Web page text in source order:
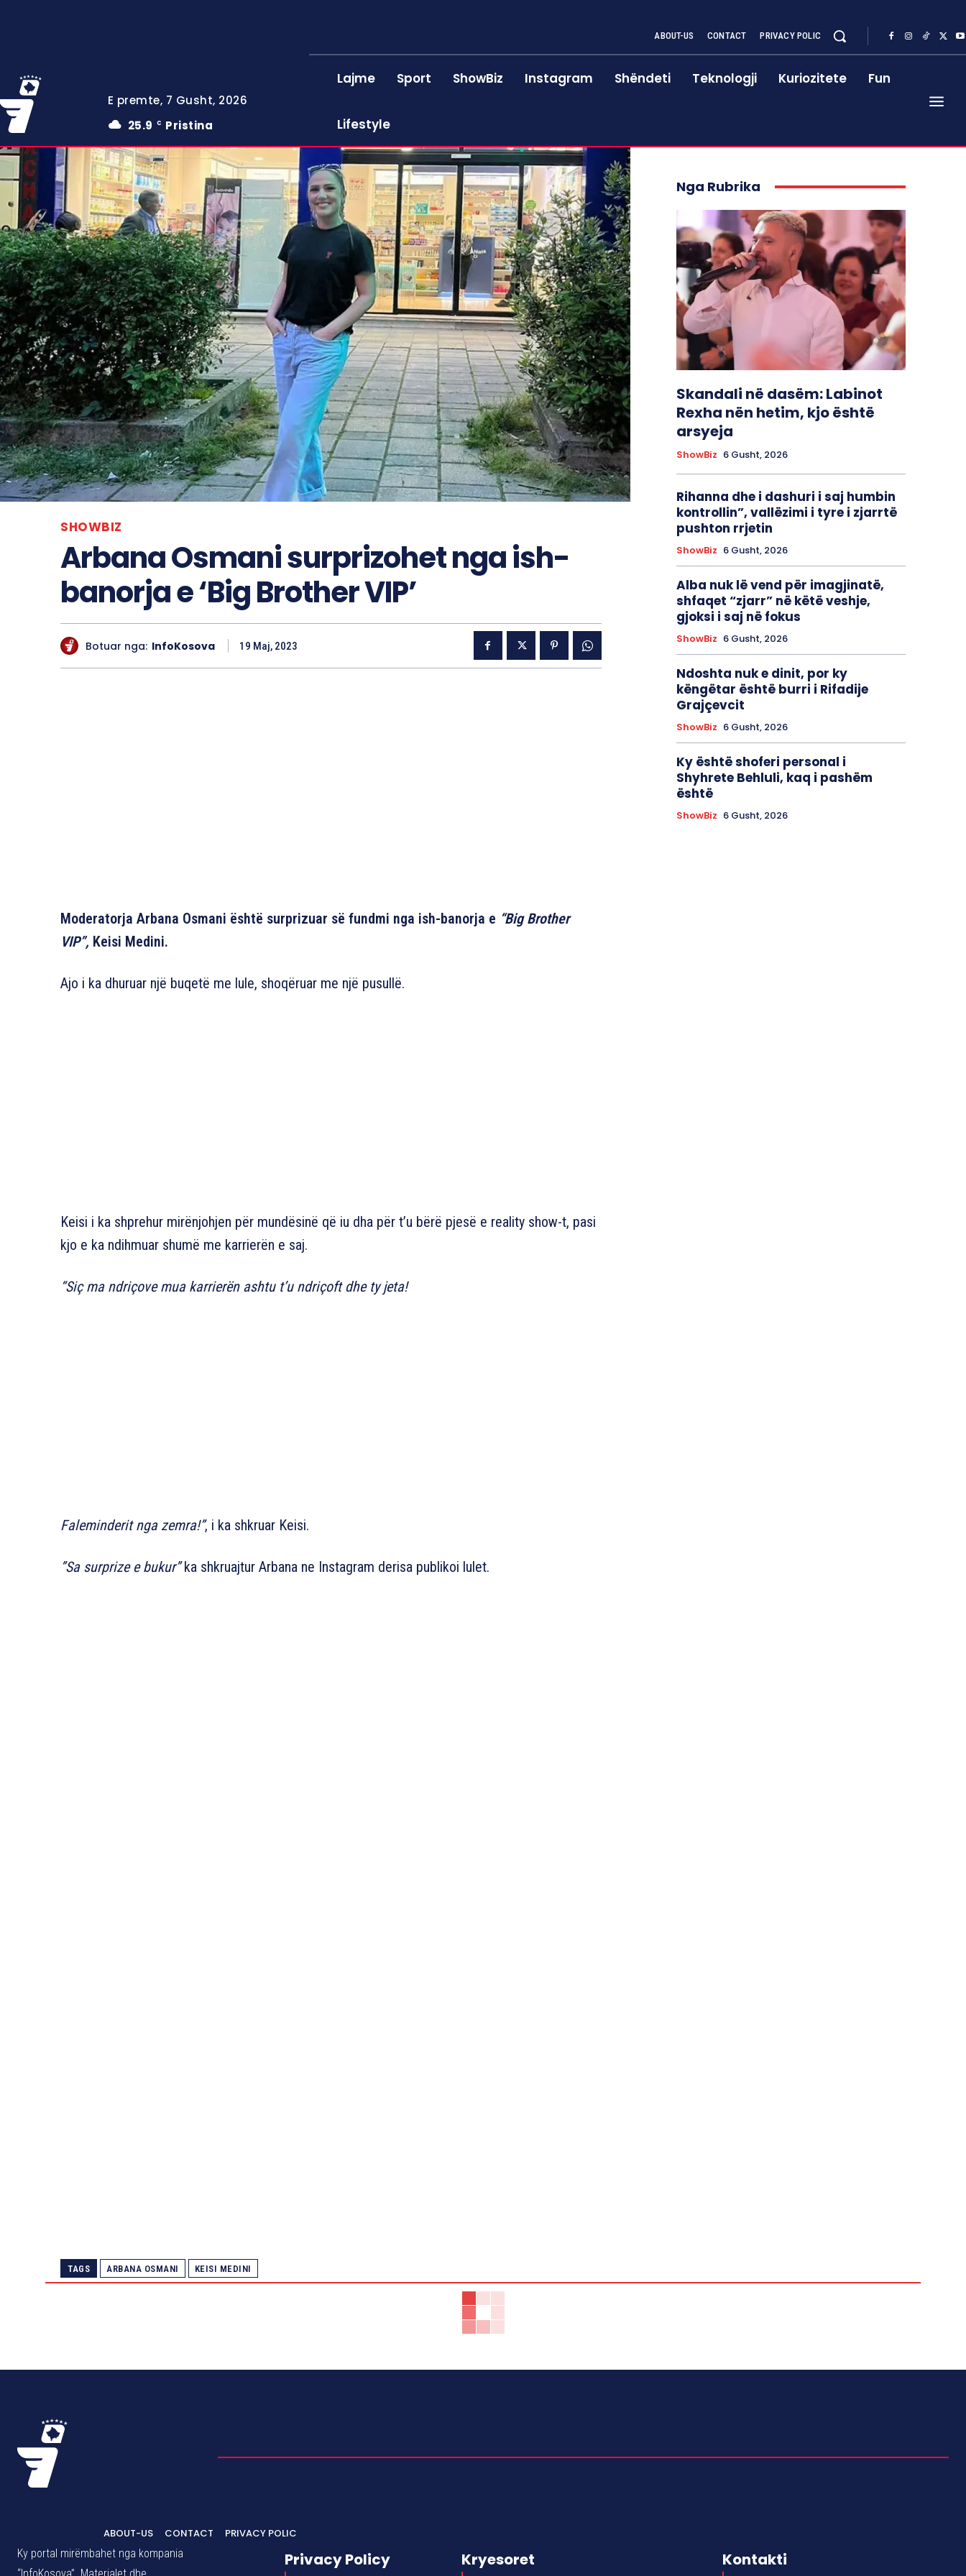
E premte, 7 Gusht, 2026
25.9
C Pristina
ABOUT-US CONTACT PRIVACY POLIC
Lajme Sport ShowBiz Instagram Shëndeti Teknologji Kuriozitete Fun
Lifestyle
SHOWBIZ
Arbana Osmani surprizohet nga ish-
banorja e ‘Big Brother VIP’
Botuar nga: InfoKosova 19 Maj, 2023
Moderatorja Arbana Osmani është surprizuar së fundmi nga ish-banorja e “Big Brother
VIP”, Keisi Medini.
Ajo i ka dhuruar një buqetë me lule, shoqëruar me një pusullë.
Keisi i ka shprehur mirënjohjen për mundësinë që iu dha për t’u bërë pjesë e reality show-t, pasi
kjo e ka ndihmuar shumë me karrierën e saj.
“Siç ma ndriçove mua karrierën ashtu t’u ndriçoft dhe ty jeta!
Faleminderit nga zemra!”, i ka shkruar Keisi.
”Sa surprize e bukur”ka shkruajtur Arbana ne Instagram derisa publikoi lulet.
TAGS ARBANA OSMANI KEISI MEDINI
Nga Rubrika
Skandali në dasëm: Labinot
Rexha nën hetim, kjo është
arsyeja
ShowBiz 6 Gusht, 2026
Rihanna dhe i dashuri i saj humbin
kontrollin”, vallëzimi i tyre i zjarrtë
pushton rrjetin
ShowBiz 6 Gusht, 2026
Alba nuk lë vend për imagjinatë,
shfaqet “zjarr” në këtë veshje,
gjoksi i saj në fokus
ShowBiz 6 Gusht, 2026
Ndoshta nuk e dinit, por ky
këngëtar është burri i Rifadije
Grajçevcit
ShowBiz 6 Gusht, 2026
Ky është shoferi personal i
Shyhrete Behluli, kaq i pashëm
është
ShowBiz 6 Gusht, 2026
ABOUT-US CONTACT
PRIVACY POLIC
Ky portal mirëmbahet nga kompania
Privacy Policy Kryesoret Kontakti